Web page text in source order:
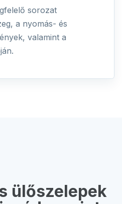
sorozat
a nyomás- és
valamint a
ülőszelepek